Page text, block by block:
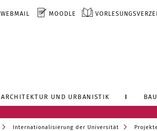
WEBMAIL MOODLE
ARCHITEKTUR UND URBANISTIK
Internationalisierung der Universität